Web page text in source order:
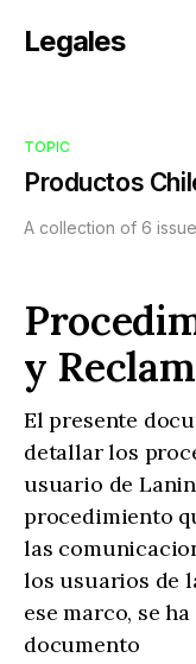
Legales
TOPIC
Productos
A collection of 6
y
El presente
detallar los
usuario de
procedimiento
las
los usuarios de
ese marco, se
documento